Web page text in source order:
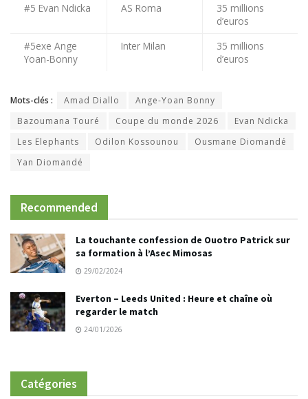
#5 Evan Ndicka
AS Roma
35 millions
d’euros
#5exe Ange
Yoan-Bonny
Inter Milan
35 millions
d’euros
Mots-clés : Amad Diallo
Ange-Yoan Bonny
Bazoumana Touré
Coupe du monde 2026
Evan Ndicka
Les Elephants
Odilon Kossounou
Ousmane Diomandé
Yan Diomandé
Recommended
La touchante confession de Ouotro Patrick sur
sa formation à l’Asec Mimosas
29/02/2024
Everton – Leeds United : Heure et chaîne où
regarder le match
24/01/2026
Catégories